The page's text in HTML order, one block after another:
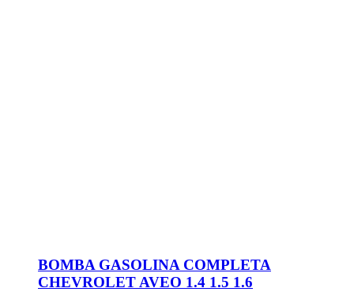
BOMBA GASOLINA COMPLETA
CHEVROLET AVEO 1.4 1.5 1.6